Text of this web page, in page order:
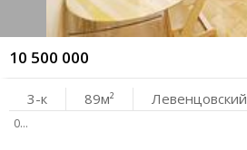
10 500 000
3-к 89 Левенцовский
0…